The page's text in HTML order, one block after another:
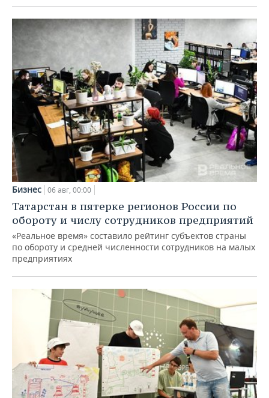
Бизнес 06 авг, 00:00
Татарстан в пятерке регионов России по
обороту и числу сотрудников предприятий
«Реальное время» составило рейтинг субъектов страны
по обороту и средней численности сотрудников на малых
предприятиях